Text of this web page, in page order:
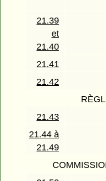
21.39
et
21.40
21.41
21.42
21.43
21.44 à
21.49